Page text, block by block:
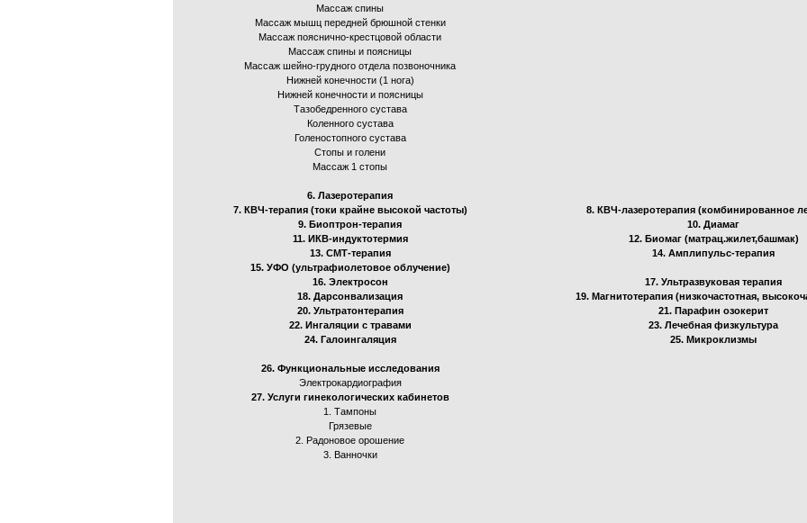
Массаж спины
Массаж мышц передней брюшной стенки
Массаж пояснично-крестцовой области
Массаж спины и поясницы
Массаж шейно-грудного отдела позвоночника
Нижней конечности (1 нога)
Нижней конечности и поясницы
Тазобедренного сустава
Коленного сустава
Голеностопного сустава
Стопы и голени
Массаж 1 стопы
6. Лазеротерапия
7. КВЧ-терапия (токи крайне высокой частоты)
8. КВЧ-лазеротерапия (комбинированное
9. Биоптрон-терапия
10. Диамаг
11. ИКВ-индуктотермия
12. Биомаг (матрац.жилет,башмак)
13. СМТ-терапия
14. Амплипульс-терапия
15. УФО (ультрафиолетовое облучение)
16. Электросон
17. Ультразвуковая терапия
18. Дарсонвализация
19. Магнитотерапия (низкочастотная,
20. Ультратонтерапия
21. Парафин озокерит
22. Ингаляции с травами
23. Лечебная физкультура
24. Галоингаляция
25. Микроклизмы
26. Функциональные исследования
Электрокардиография
27. Услуги гинекологических кабинетов
1. Тампоны
Грязевые
2. Радоновое орошение
3. Ванночки